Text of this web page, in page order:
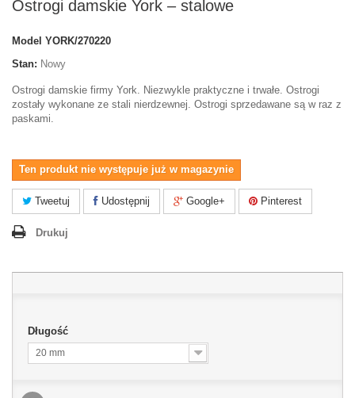
Ostrogi damskie York – stalowe
Model YORK/270220
Stan: Nowy
Ostrogi damskie firmy York. Niezwykle praktyczne i trwałe. Ostrogi
zostały wykonane ze stali nierdzewnej. Ostrogi sprzedawane są w raz z
paskami.
Ten produkt nie występuje już w magazynie
Tweetuj Udostępnij Google+ Pinterest
Drukuj
Długość
20 mm